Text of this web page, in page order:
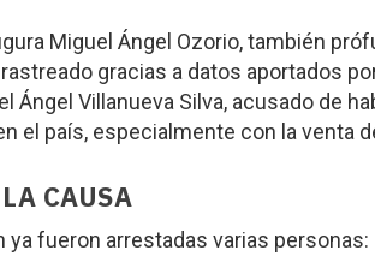
Miguel Ángel Ozorio, también
gracias a datos aportados
Ángel Villanueva Silva, acusado de
el país, especialmente con la venta
CAUSA
ya fueron arrestadas varias personas: